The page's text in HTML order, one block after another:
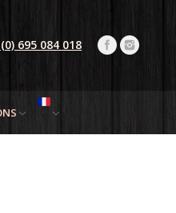
695 084 018